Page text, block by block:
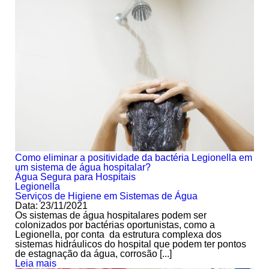
Como eliminar a positividade da bactéria Legionella em
um sistema de água hospitalar?
Água Segura para Hospitais
Legionella
Serviços de Higiene em Sistemas de Água
Data: 23/11/2021
Os sistemas de água hospitalares podem ser
colonizados por bactérias oportunistas, como a
Legionella, por conta da estrutura complexa dos
sistemas hidráulicos do hospital que podem ter pontos
de estagnação da água, corrosão [...]
Leia mais